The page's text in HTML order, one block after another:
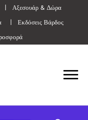
Αξεσουάρ & Δώρα
Εκδόσεις Βάρδος